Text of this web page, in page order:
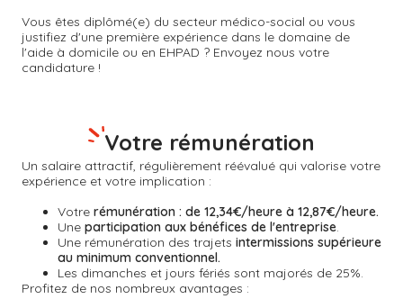
Vous êtes diplômé(e) du secteur médico-social ou vous
justifiez d'une première expérience dans le domaine de
l'aide à domicile ou en EHPAD ? Envoyez nous votre
candidature !
Un salaire attractif, régulièrement réévalué qui valorise votre
expérience et votre implication :
Votre rémunération : de 12,34€/heure à 12,87€/heure.
Une participation aux bénéfices de l'entreprise.
Une rémunération des trajets intermissions supérieure
au minimum conventionnel.
Les dimanches et jours fériés sont majorés de 25%.
Profitez de nos nombreux avantages :
Votre rémunération